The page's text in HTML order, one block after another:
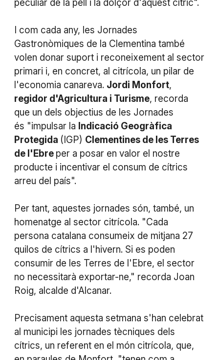
peculiar de la pell i la dolçor d'aquest cítric".
I com cada any, les Jornades
Gastronòmiques de la Clementina també
volen donar suport i reconeixement al sector
primari i, en concret, al citrícola, un pilar de
l'economia canareva. Jordi Monfort,
regidor d'Agricultura i Turisme, recorda
que un dels objectius de les Jornades
és "impulsar la Indicació Geogràfica
Protegida (IGP) Clementines de les Terres
de l'Ebre per a posar en valor el nostre
producte i incentivar el consum de cítrics
arreu del país".
Per tant, aquestes jornades són, també, un
homenatge al sector citrícola. "Cada
persona catalana consumeix de mitjana 27
quilos de cítrics a l'hivern. Si es poden
consumir de les Terres de l'Ebre, el sector
no necessitarà exportar-ne," recorda Joan
Roig, alcalde d'Alcanar.
Precisament aquesta setmana s'han celebrat
al municipi les jornades tècniques dels
cítrics, un referent en el món citrícola, que,